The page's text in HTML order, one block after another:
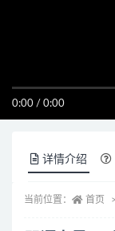
0:00 / 0:00
详情介绍
当前位置： 首页